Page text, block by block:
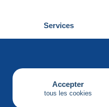
Accepter
tous les cookies
Services
Découvrir Delcampe